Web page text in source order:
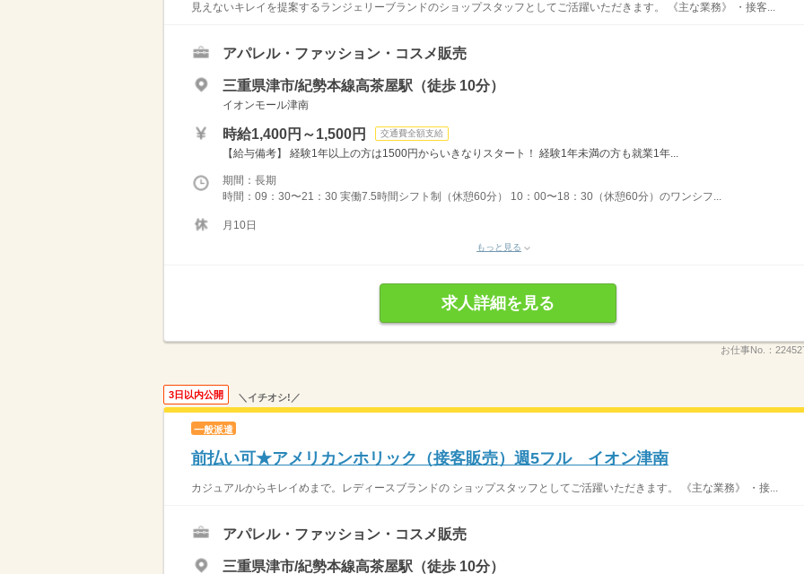
見えないキレイを提案するランジェリーブランドのショップスタッフとしてご活躍いただきます。 《主な業務》 ・接客...
アパレル・ファッション・コスメ販売
三重県津市/紀勢本線高茶屋駅（徒歩 10分）
イオンモール津南
時給1,400円～1,500円 交通費全額支給
【給与備考】 経験1年以上の方は1500円からいきなりスタート！ 経験1年未満の方も就業1年...
期間：長期
時間：09：30〜21：30 実働7.5時間シフト制（休憩60分） 10：00〜18：30（休憩60分）のワンシフ...
月10日
もっと見る
求人詳細を見る
お仕事No.：
3日以内公開 ＼イチオシ!／
一般派遣
前払い可★アメリカンホリック（接客販売）週5フル イオン津南
カジュアルからキレイめまで。レディースブランドの ショップスタッフとしてご活躍いただきます。 《主な業務》 ・接...
アパレル・ファッション・コスメ販売
三重県津市/紀勢本線高茶屋駅（徒歩 10分）